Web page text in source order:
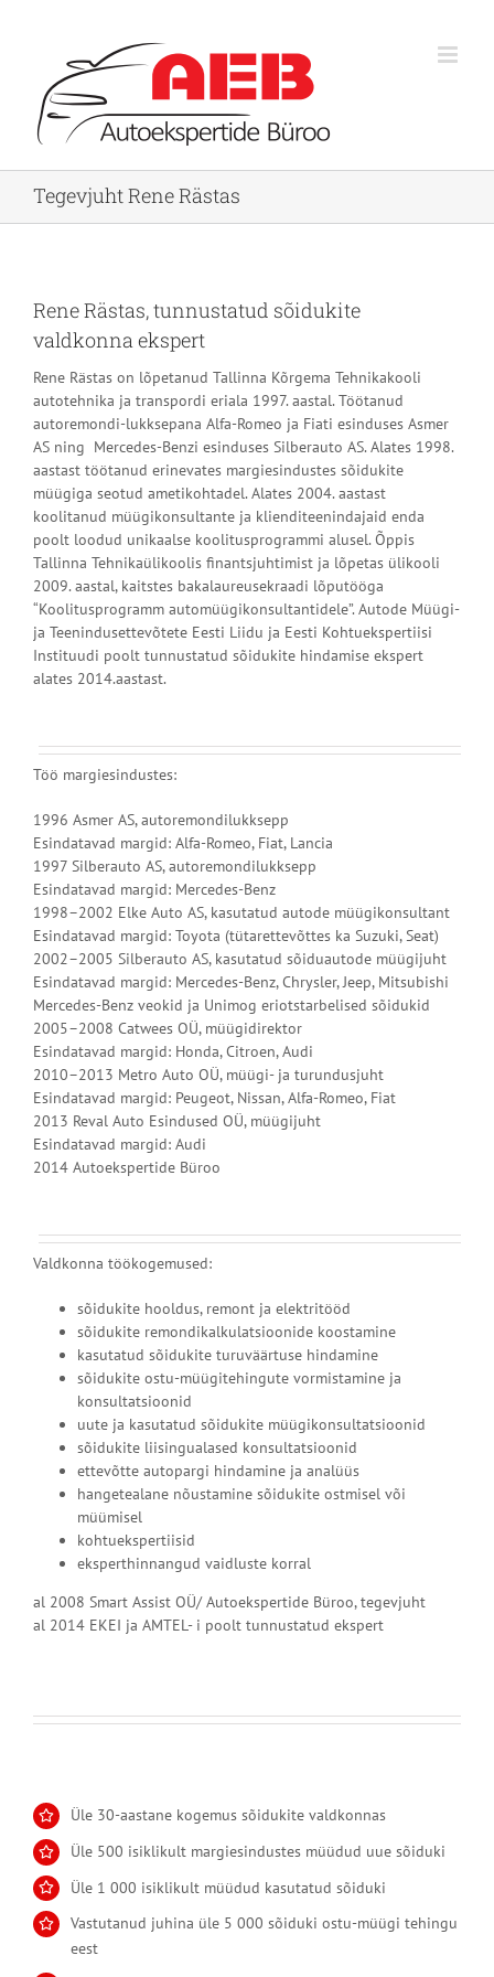
Tegevjuht Rene Rästas
Rene Rästas, tunnustatud sõidukite
valdkonna ekspert
Rene Rästas on lõpetanud Tallinna Kõrgema Tehnikakooli
autotehnika ja transpordi eriala 1997. aastal. Töötanud
autoremondi-lukksepana Alfa-Romeo ja Fiati esinduses Asmer
AS ning Mercedes-Benzi esinduses Silberauto AS. Alates 1998.
aastast töötanud erinevates margiesindustes sõidukite
müügiga seotud ametikohtadel. Alates 2004. aastast
koolitanud müügikonsultante ja klienditeenindajaid enda
poolt loodud unikaalse koolitusprogrammi alusel. Õppis
Tallinna Tehnikaülikoolis finantsjuhtimist ja lõpetas ülikooli
2009. aastal, kaitstes bakalaureusekraadi lõputööga
“Koolitusprogramm automüügikonsultantidele”. Autode Müügi-
ja Teenindusettevõtete Eesti Liidu ja Eesti Kohtuekspertiisi
Instituudi poolt tunnustatud sõidukite hindamise ekspert
alates 2014.aastast.
Töö margiesindustes:
1996 Asmer AS, autoremondilukksepp
Esindatavad margid: Alfa-Romeo, Fiat, Lancia
1997 Silberauto AS, autoremondilukksepp
Esindatavad margid: Mercedes-Benz
1998–2002 Elke Auto AS, kasutatud autode müügikonsultant
Esindatavad margid: Toyota (tütarettevõttes ka Suzuki, Seat)
2002–2005 Silberauto AS, kasutatud sõiduautode müügijuht
Esindatavad margid: Mercedes-Benz, Chrysler, Jeep, Mitsubishi
Mercedes-Benz veokid ja Unimog eriotstarbelised sõidukid
2005–2008 Catwees OÜ, müügidirektor
Esindatavad margid: Honda, Citroen, Audi
2010–2013 Metro Auto OÜ, müügi- ja turundusjuht
Esindatavad margid: Peugeot, Nissan, Alfa-Romeo, Fiat
2013 Reval Auto Esindused OÜ, müügijuht
Esindatavad margid: Audi
2014 Autoekspertide Büroo
Valdkonna töökogemused:
sõidukite hooldus, remont ja elektritööd
sõidukite remondikalkulatsioonide koostamine
kasutatud sõidukite turuväärtuse hindamine
sõidukite ostu-müügitehingute vormistamine ja
konsultatsioonid
uute ja kasutatud sõidukite müügikonsultatsioonid
sõidukite liisingualased konsultatsioonid
ettevõtte autopargi hindamine ja analüüs
hangetealane nõustamine sõidukite ostmisel või
müümisel
kohtuekspertiisid
eksperthinnangud vaidluste korral
al 2008 Smart Assist OÜ/ Autoekspertide Büroo, tegevjuht
al 2014 EKEI ja AMTEL- i poolt tunnustatud ekspert
Üle 30-aastane kogemus sõidukite valdkonnas
Üle 500 isiklikult margiesindustes müüdud uue sõiduki
Üle 1 000 isiklikult müüdud kasutatud sõiduki
Vastutanud juhina üle 5 000 sõiduki ostu-müügi tehingu
eest